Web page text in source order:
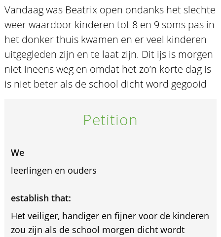
Vandaag was Beatrix open ondanks het slechte
weer waardoor kinderen tot 8 en 9 soms pas in
het donker thuis kwamen en er veel kinderen
uitgegleden zijn en te laat zijn. Dit ijs is morgen
niet ineens weg en omdat het zo’n korte dag is
is niet beter als de school dicht word gegooid
Petition
We
leerlingen en ouders
establish that:
Het veiliger, handiger en fijner voor de kinderen
zou zijn als de school morgen dicht wordt